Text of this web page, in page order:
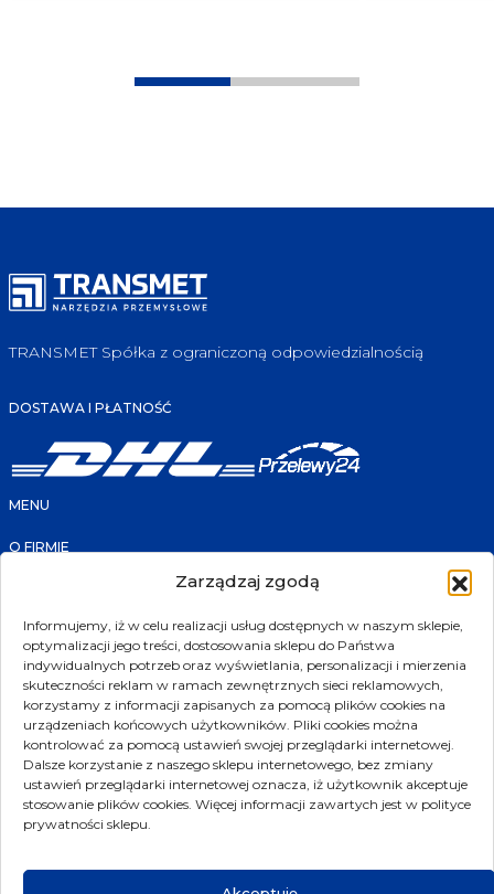
Zarządzaj zgodą
Informujemy, iż w celu realizacji usług dostępnych w naszym sklepie,
optymalizacji jego treści, dostosowania sklepu do Państwa
indywidualnych potrzeb oraz wyświetlania, personalizacji i mierzenia
skuteczności reklam w ramach zewnętrznych sieci reklamowych,
korzystamy z informacji zapisanych za pomocą plików cookies na
urządzeniach końcowych użytkowników. Pliki cookies można
kontrolować za pomocą ustawień swojej przeglądarki internetowej.
Dalsze korzystanie z naszego sklepu internetowego, bez zmiany
ustawień przeglądarki internetowej oznacza, iż użytkownik akceptuje
stosowanie plików cookies. Więcej informacji zawartych jest w polityce
prywatności sklepu.
TRANSMET Spółka z ograniczoną odpowiedzialnością
DOSTAWA I PŁATNOŚĆ
MENU
O FIRMIE
PROMOCJE
NOWOŚCI
POLECANE
PRODUCENCI
KONTAKT
ul. Złotniki 207
39-300 Mielec
biuro@transmet.com.pl
sklep@transmet.com.pl